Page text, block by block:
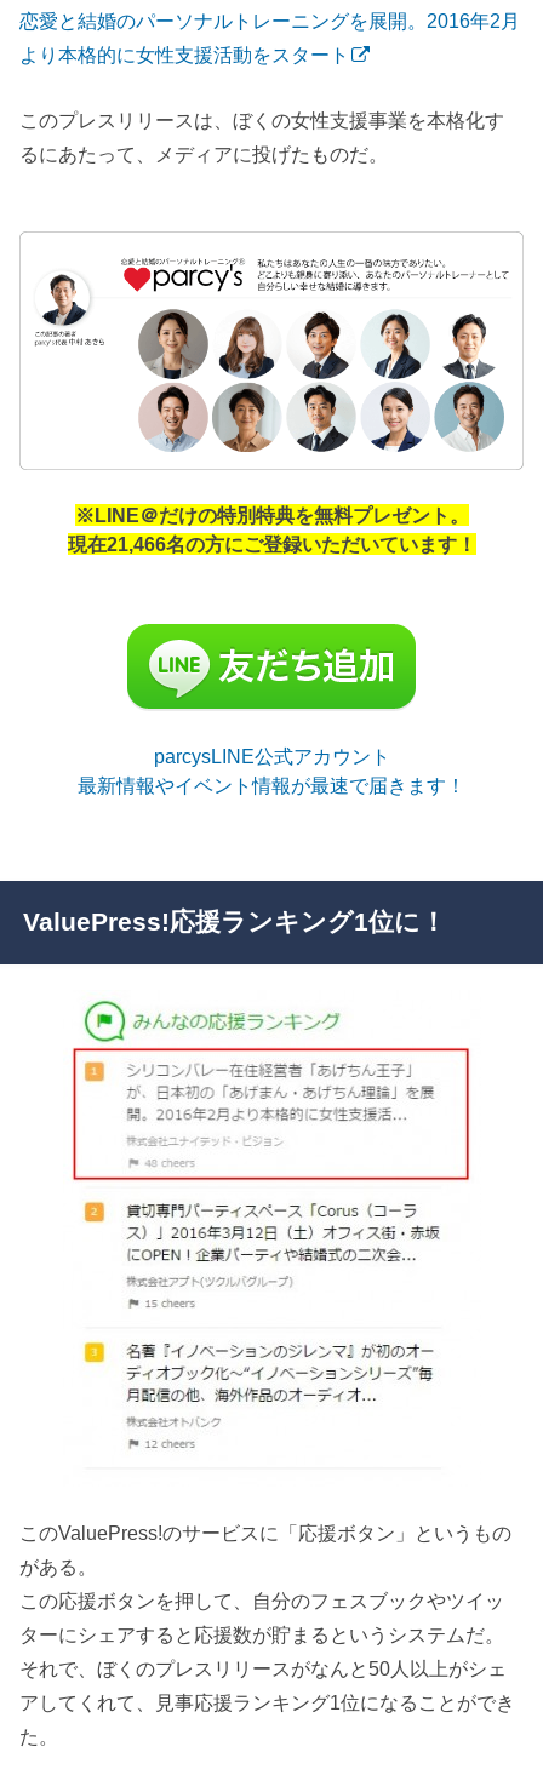
恋愛と結婚のパーソナルトレーニングを展開。2016年2月
より本格的に女性支援活動をスタート
このプレスリリースは、ぼくの女性支援事業を本格化す
るにあたって、メディアに投げたものだ。
※LINE＠だけの特別特典を無料プレゼント。
現在21,466名の方にご登録いただいています！
parcysLINE公式アカウント
最新情報やイベント情報が最速で届きます！
ValuePress!応援ランキング1位に！
このValuePress!のサービスに「応援ボタン」というもの
がある。
この応援ボタンを押して、自分のフェスブックやツイッ
ターにシェアすると応援数が貯まるというシステムだ。
それで、ぼくのプレスリリースがなんと50人以上がシェ
アしてくれて、見事応援ランキング1位になることができ
た。